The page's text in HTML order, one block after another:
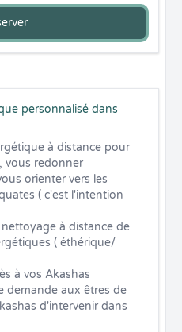
personnalisé dans
à distance pour
vous redonner
orienter vers les
( c'est l'intention
à distance de
( éthérique/
à vos Akashas
demande aux êtres de
d'intervenir dans